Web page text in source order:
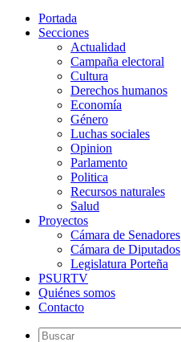
Portada
Secciones
Actualidad
Campaña electoral
Cultura
Derechos humanos
Economía
Género
Luchas sociales
Opinion
Parlamento
Politica
Recursos naturales
Salud
Proyectos
Cámara de Senadores
Cámara de Diputados
Legislatura Porteña
PSURTV
Quiénes somos
Contacto